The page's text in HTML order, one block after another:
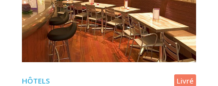
HÔTELS Livré